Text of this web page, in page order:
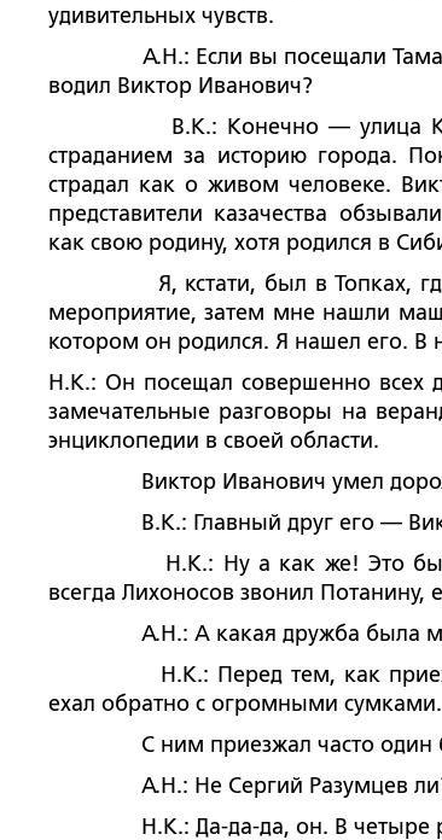
удивительных чувств.
А.Н.: Если вы посещали Тамань,
водил Виктор Иванович?
В.К.: Конечно — улица
страданием за историю города.
страдал как о живом человеке.
представители казачества
как свою родину, хотя родился в
Я, кстати, был в Топках, где он
мероприятие, затем мне нашли
котором он родился. Я нашел его. В
Н.К.: Он посещал совершенно всех
замечательные разговоры на
энциклопедии в своей области.
Виктор Иванович умел
В.К.: Главный друг его —
Н.К.: Ну а как же! Это была
всегда Лихоносов звонил
А.Н.: А какая дружба была
Н.К.: Перед тем, как приехать,
ехал обратно с огромными
С ним приезжал часто один
А.Н.: Не Сергий Разумцев
Н.К.: Да-да-да, он. В четыре